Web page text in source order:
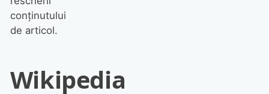
conținutului
de articol.
Wikipedia